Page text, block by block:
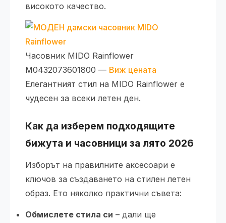
високото качество.
Часовник MIDO Rainflower
M0432073601800 — Виж цената
Елегантният стил на MIDO Rainflower е
чудесен за всеки летен ден.
Как да изберем подходящите
бижута и часовници за лято 2026
Изборът на правилните аксесоари е
ключов за създаването на стилен летен
образ. Ето няколко практични съвета:
Обмислете стила си – дали ще